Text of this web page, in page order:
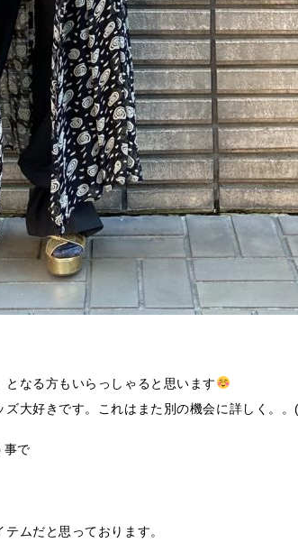
なる方もいらっしゃると思います
大好きです。これはまた別の機会に詳しく。
事で
ムだと思っております。